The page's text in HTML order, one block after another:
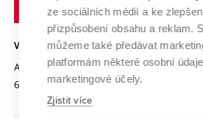
Open Science
Projekty
Projekty ze strukturálních fondů
Specifický výzkum
Mezinárodní dohody
Univerzitní sítě
Podnikavá univerzita / ContriBUTe
Bezpečná univerzita
Vyznamenání
Organizační struktura
VYSOKÉ UČENÍ TECHNICKÉ V BRNĚ
Antonínská 548/1
602 00 Brno
www.vut.cz
vut@vutbr.cz
ze sociálních médií a ke
přizpůsobení obsahu a reklam.
můžeme také předávat
platformám některé osobní
marketingové účely.
Zjistit více